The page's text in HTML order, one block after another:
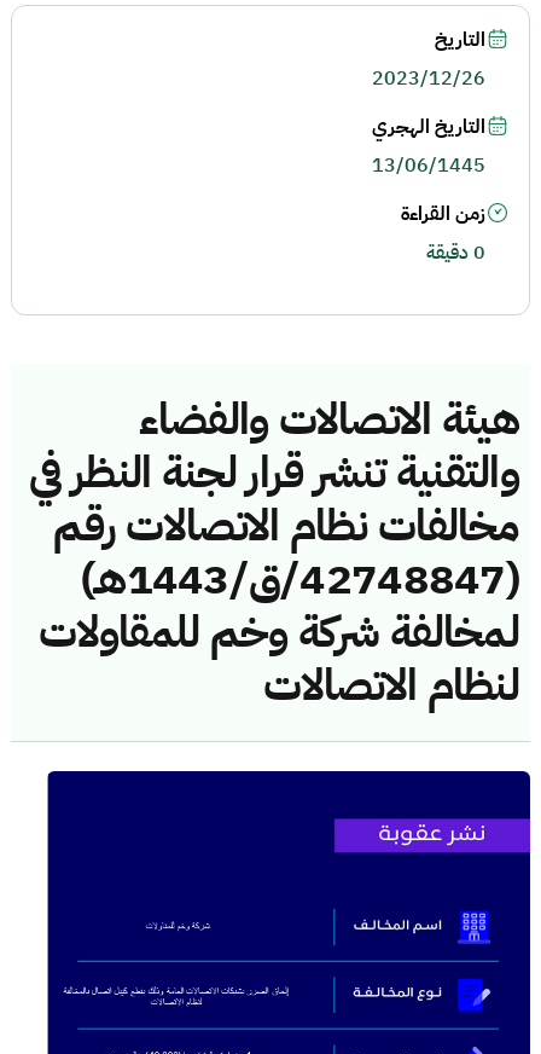
هيئة الاتصالات والفضاء
والتقنية تنشر قرار لجنة النظر في
مخالفات نظام الاتصالات رقم
(42748847/ق/1443هـ)
لمخالفة شركة وخم للمقاولات
لنظام الاتصالات
التاريخ
2023/12/26
التاريخ الهجري
13/06/1445
زمن القراءة
0 دقيقة